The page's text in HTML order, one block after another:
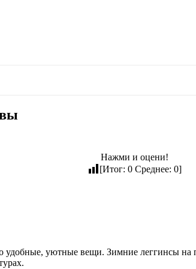
Нажми и оцени!
[Итог: 0Среднее: 0]
уютные вещи. Зимние леггинсы на